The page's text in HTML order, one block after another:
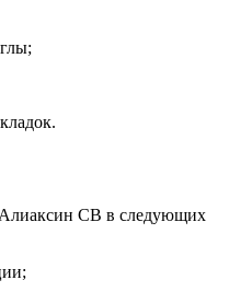
Алиаксин СВ в следующих